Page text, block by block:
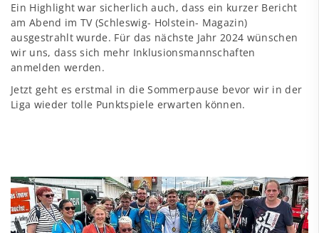
Ein Highlight war sicherlich auch, dass ein kurzer Bericht
am Abend im TV (Schleswig- Holstein- Magazin)
ausgestrahlt wurde. Für das nächste Jahr 2024 wünschen
wir uns, dass sich mehr Inklusionsmannschaften
anmelden werden.
Jetzt geht es erstmal in die Sommerpause bevor wir in der
Liga wieder tolle Punktspiele erwarten können.